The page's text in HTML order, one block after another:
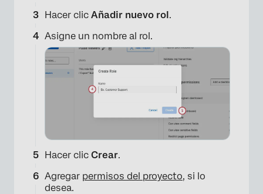
Hacer clic Añadir nuevo rol.
Asigne un nombre al rol.
Hacer clic Crear.
Agregar permisos del proyecto, si lo
desea.